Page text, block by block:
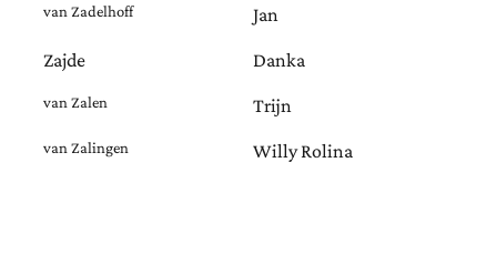
van Zadelhoff Jan
Zajde Danka
van Zalen Trijn
van Zalingen Willy Rolina